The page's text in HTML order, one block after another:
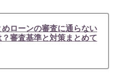
めローンの審査に通らない
？審査基準と対策まとめて